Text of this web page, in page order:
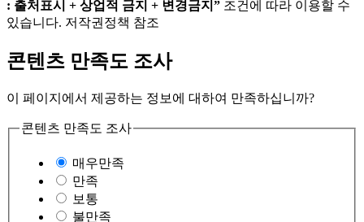
: 출처표시 + 상업적 금지 + 변경금지” 조건에 따라 이용할 수
있습니다. 저작권정책 참조
콘텐츠 만족도 조사
이 페이지에서 제공하는 정보에 대하여 만족하십니까?
콘텐츠 만족도 조사
매우만족
만족
보통
불만족